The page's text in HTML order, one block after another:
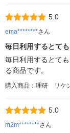
5.0
ema********さん
毎日利用するとて
毎日利用するとて
る商品です。
購入商品：理研 リ
5.0
m2m********さん